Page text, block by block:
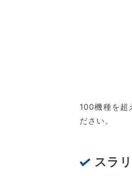
100機種を超
ださい。
スラ